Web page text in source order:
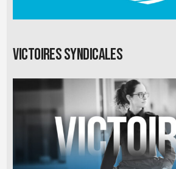
Victoires syndicales